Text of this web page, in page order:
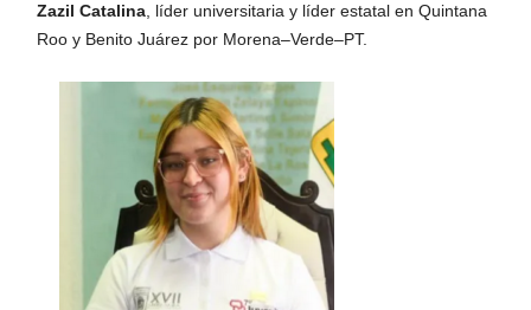
Zazil Catalina, líder universitaria y líder estatal en Quintana
Roo y Benito Juárez por Morena–Verde–PT.